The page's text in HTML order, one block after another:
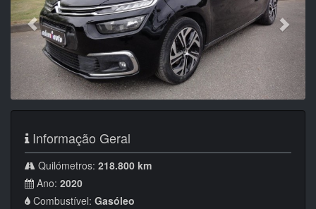
Informação Geral
Quilómetros: 218.800 km
Ano: 2020
Combustível: Gasóleo